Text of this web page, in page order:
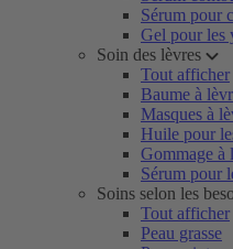
Sérum pour
Gel pour les
Soin des lèvres
Tout afficher
Baume à
Masques à
Huile pour
Gommage à
Sérum pour
Soins selon les
Tout afficher
Peau grasse